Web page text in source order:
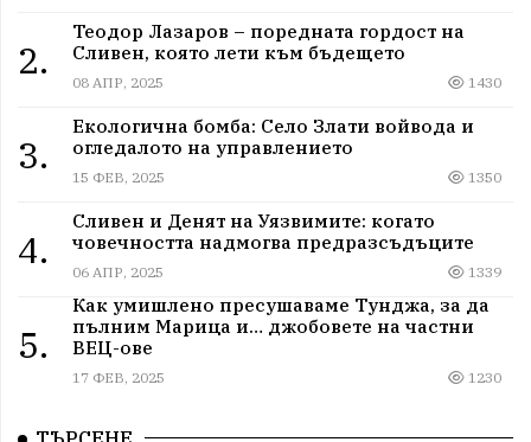
2.
Теодор Лазаров – поредната гордост на
Сливен, която лети към бъдещето
08 АПР, 2025 1430
3.
Екологична бомба: Село Злати войвода и
огледалото на управлението
15 ФЕВ, 2025 1350
4.
Сливен и Денят на Уязвимите: когато
човечността надмогва предразсъдъците
06 АПР, 2025 1339
5.
Как умишлено пресушаваме Тунджа, за да
пълним Марица и… джобовете на частни
ВЕЦ-ове
17 ФЕВ, 2025 1230